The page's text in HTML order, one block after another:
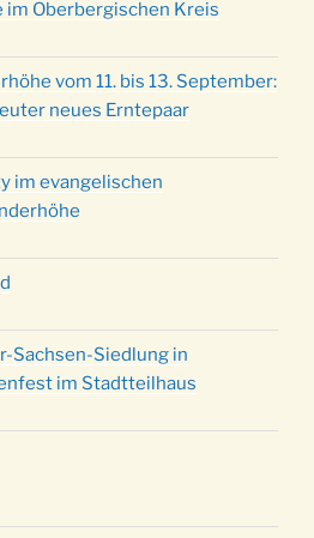
17:00 Uhr
mit Krippenspiel im Ev.
um 15:00 Uhr
in der FeG um 16 Uhr
in der Kirche um
in der Kirche um
der ev. Jugend in der Kirche
Silvester in der Kirche um
Oberbergischen Kreis
vom 11. bis 13. September:
neues Erntepaar
im evangelischen
Sachsen-Siedlung in
im Stadtteilhaus